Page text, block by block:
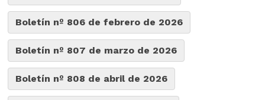
Boletín nº 806 de febrero de 2026
Boletín nº 807 de marzo de 2026
Boletín nº 808 de abril de 2026